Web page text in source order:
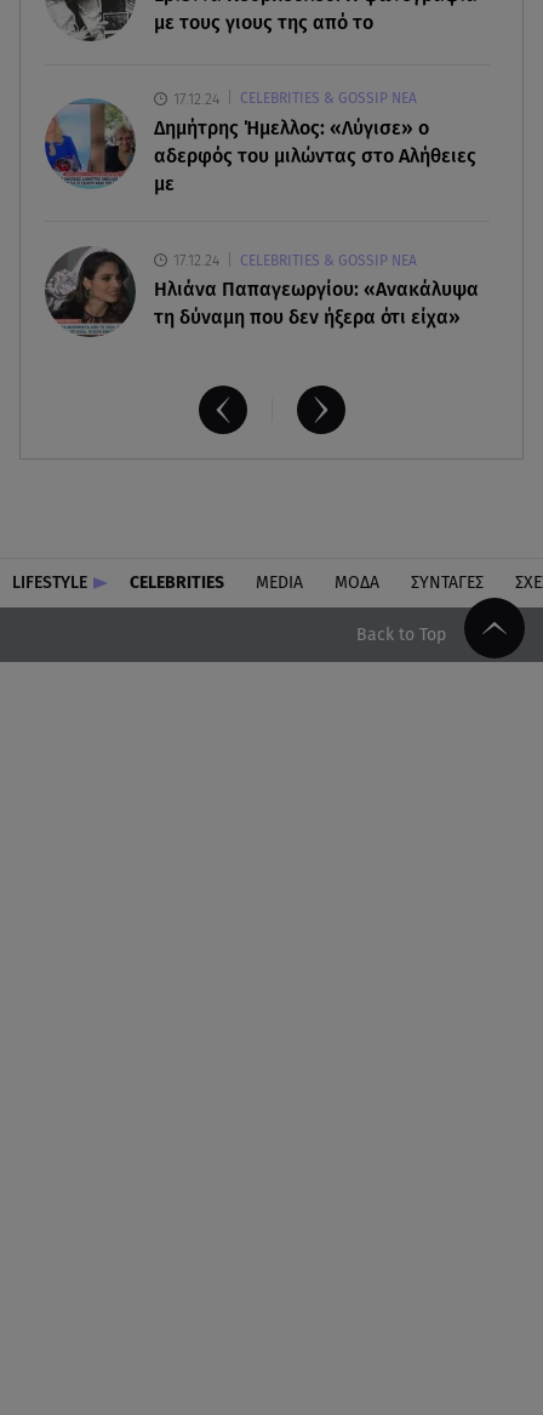
Κυψέλη: Tι βρέθηκε στο διαμέρισμα της
με τους γιους της από το
17.12.24 CELEBRITIES & GOSSIP ΝΕΑ
Δημήτρης Ήμελλος: «Λύγισε» ο
αδερφός του μιλώντας στο Αλήθειες
με
17.12.24 CELEBRITIES & GOSSIP ΝΕΑ
Ηλιάνα Παπαγεωργίου: «Ανακάλυψα
τη δύναμη που δεν ήξερα ότι είχα»
LIFESTYLE CELEBRITIES MEDIA ΜΟΔΑ ΣΥΝΤΑΓΕΣ
Back to Top